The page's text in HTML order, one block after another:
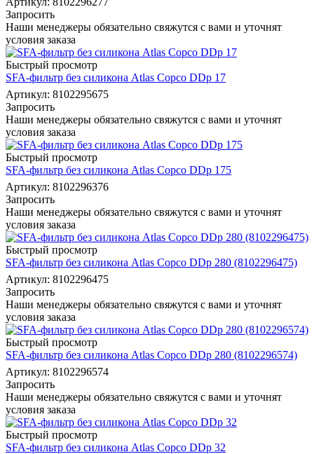
Запросить
Наши менеджеры обязательно свяжутся с вами и уточнят
условия заказа
Быстрый просмотр
SFA-фильтр без силикона Atlas Copco DDp 17
Артикул: 8102295675
Запросить
Наши менеджеры обязательно свяжутся с вами и уточнят
условия заказа
Быстрый просмотр
SFA-фильтр без силикона Atlas Copco DDp 175
Артикул: 8102296376
Запросить
Наши менеджеры обязательно свяжутся с вами и уточнят
условия заказа
Быстрый просмотр
SFA-фильтр без силикона Atlas Copco DDp 280 (8102296475)
Артикул: 8102296475
Запросить
Наши менеджеры обязательно свяжутся с вами и уточнят
условия заказа
Быстрый просмотр
SFA-фильтр без силикона Atlas Copco DDp 280 (8102296574)
Артикул: 8102296574
Запросить
Наши менеджеры обязательно свяжутся с вами и уточнят
условия заказа
Быстрый просмотр
SFA-фильтр без силикона Atlas Copco DDp 32